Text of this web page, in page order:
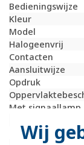
Wij
Bedieningswijze
Kleur
Model
Halogeenvrij
Contacten
Aansluitwijze
Opdruk
Met signaallamp
Tekstveld/